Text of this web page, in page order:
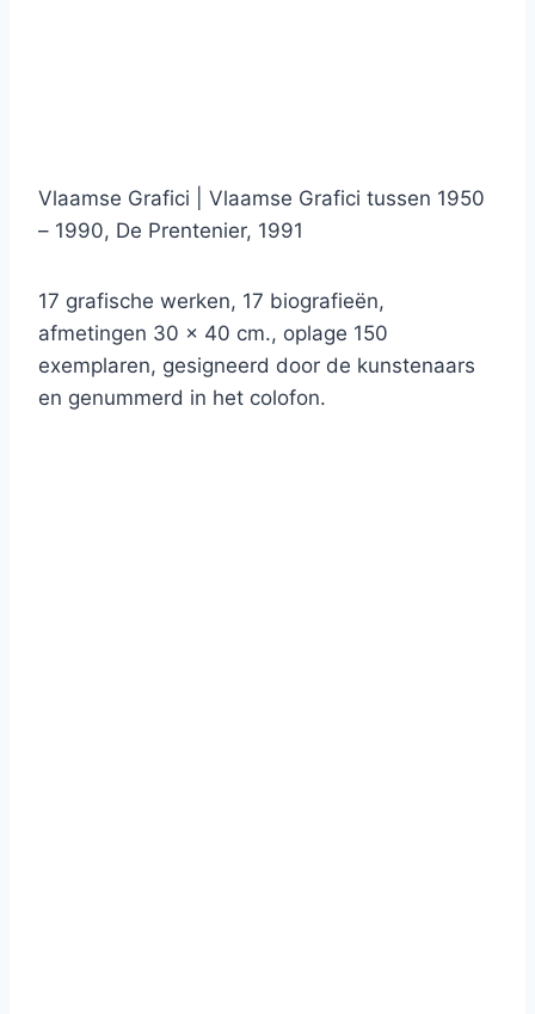
Vlaamse Grafici | Vlaamse Grafici tussen 1950
– 1990, De Prentenier, 1991
17 grafische werken, 17 biografieën,
afmetingen 30 x 40 cm., oplage 150
exemplaren, gesigneerd door de kunstenaars
en genummerd in het colofon.